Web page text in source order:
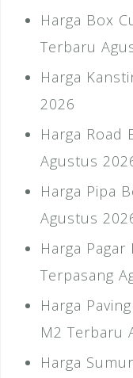
Harga Box
Terbaru
Harga
2026
Harga Road
Agustus
Harga Pipa
Agustus
Harga
Terpasang
Harga
M2 Terbaru
Harga